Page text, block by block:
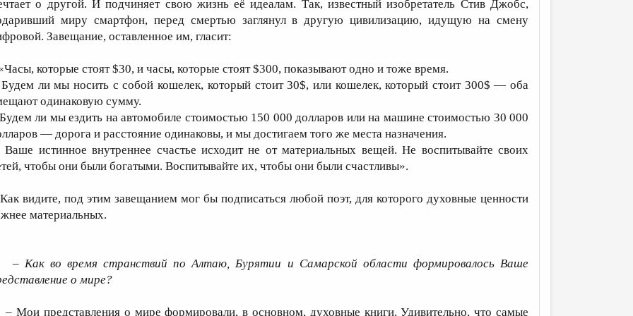
о другой. И подчиняет свою жизнь её идеалам. Так, известный изобретатель Стив Джобс,
миру смартфон, перед смертью заглянул в другую цивилизацию, идущую на смену
Завещание, оставленное им, гласит:
которые стоят $30, и часы, которые стоят $300, показывают одно и тоже время.
ли мы носить с собой кошелек, который стоит 30$, или кошелек, который стоит 300$ — оба
одинаковую сумму.
ли мы ездить на автомобиле стоимостью 150 000 долларов или на машине стоимостью 30 000
— дорога и расстояние одинаковы, и мы достигаем того же места назначения.
истинное внутреннее счастье исходит не от материальных вещей. Не воспитывайте своих
чтобы они были богатыми. Воспитывайте их, чтобы они были счастливы».
видите, под этим завещанием мог бы подписаться любой поэт, для которого духовные ценности
материальных.
– Как во время странствий по Алтаю, Бурятии и Самарской области формировалось Ваше
о мире?
Мои представления о мире формировали, в основном, духовные книги. Удивительно, что самые